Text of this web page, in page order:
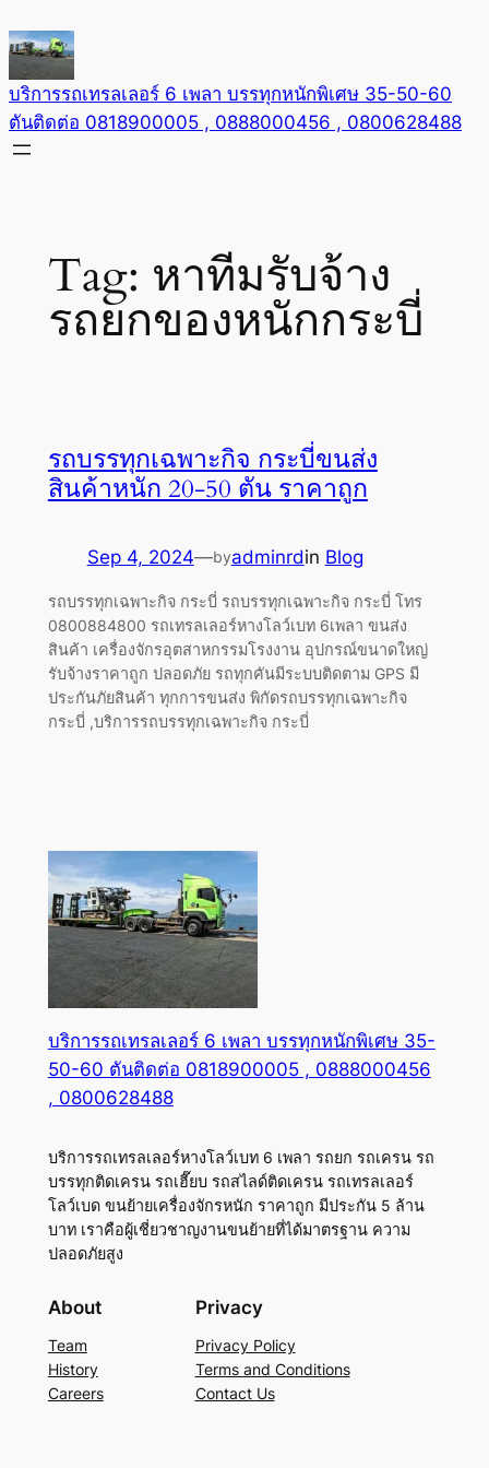
to
content
บริการรถเทรลเลอร์ 6 เพลา บรรทุกหนักพิเศษ 35-50-60
ตันติดต่อ 0818900005 , 0888000456 , 0800628488
Tag: หาทีมรับจ้าง
รถยกของหนักกระบี่
รถบรรทุกเฉพาะกิจ กระบี่ขนส่ง
สินค้าหนัก 20-50 ตัน ราคาถูก
Sep 4, 2024—byadminrdin Blog
รถบรรทุกเฉพาะกิจ กระบี่ รถบรรทุกเฉพาะกิจ กระบี่ โทร
0800884800 รถเทรลเลอร์หางโลว์เบท 6เพลา ขนส่ง
สินค้า เครื่องจักรอุตสาหกรรมโรงงาน อุปกรณ์ขนาดใหญ่
รับจ้างราคาถูก ปลอดภัย รถทุกคันมีระบบติดตาม GPS มี
ประกันภัยสินค้า ทุกการขนส่ง พิกัดรถบรรทุกเฉพาะกิจ
กระบี่ ,บริการรถบรรทุกเฉพาะกิจ กระบี่
บริการรถเทรลเลอร์ 6 เพลา บรรทุกหนักพิเศษ 35-
50-60 ตันติดต่อ 0818900005 , 0888000456
, 0800628488
บริการรถเทรลเลอร์หางโลว์เบท 6 เพลา รถยก รถเครน รถ
บรรทุกติดเครน รถเฮี๊ยบ รถสไลด์ติดเครน รถเทรลเลอร์
โลว์เบด ขนย้ายเครื่องจักรหนัก ราคาถูก มีประกัน 5 ล้าน
บาท เราคือผู้เชี่ยวชาญงานขนย้ายที่ได้มาตรฐาน ความ
ปลอดภัยสูง
About
Team
History
Careers
Privacy
Privacy Policy
Terms and Conditions
Contact Us